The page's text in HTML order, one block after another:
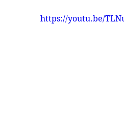
https://youtu.be/